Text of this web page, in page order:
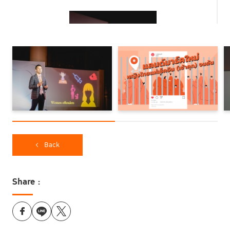
ศุภกิจ แย้มประชา รองเลขาธิการสำนักงานศาลยุติธรรม
ปัจจัยสำคัญที่ใช้พิจารณาในการปล่อยตัวระหว่างพิจารณาคดีคือดูความ
หลักฐานไหม และ 3. เขาจะไปก่ออันตรายประการอื่นหรือไม่ เช่น การกระทำผิด
ซ้ำ เป็นต้น
ต่อมาในขั้นตอนการลงโทษ ศาลจะพิจารณาว่าจะลงโทษด้วยการจำคุกหรือคุม
ประพฤติ ซึ่งในประมวลกฎหมายอาญาจะดูปัจจัยครอบคลุมทั้งเรื่องของ อายุ
Back
Share :